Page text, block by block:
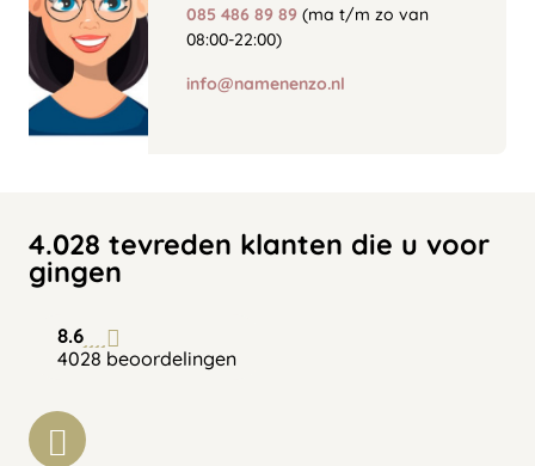
085 486 89 89 (ma t/m zo van
08:00-22:00)
info@namenenzo.nl
4.028 tevreden klanten die u voor
gingen
8.6
4028 beoordelingen